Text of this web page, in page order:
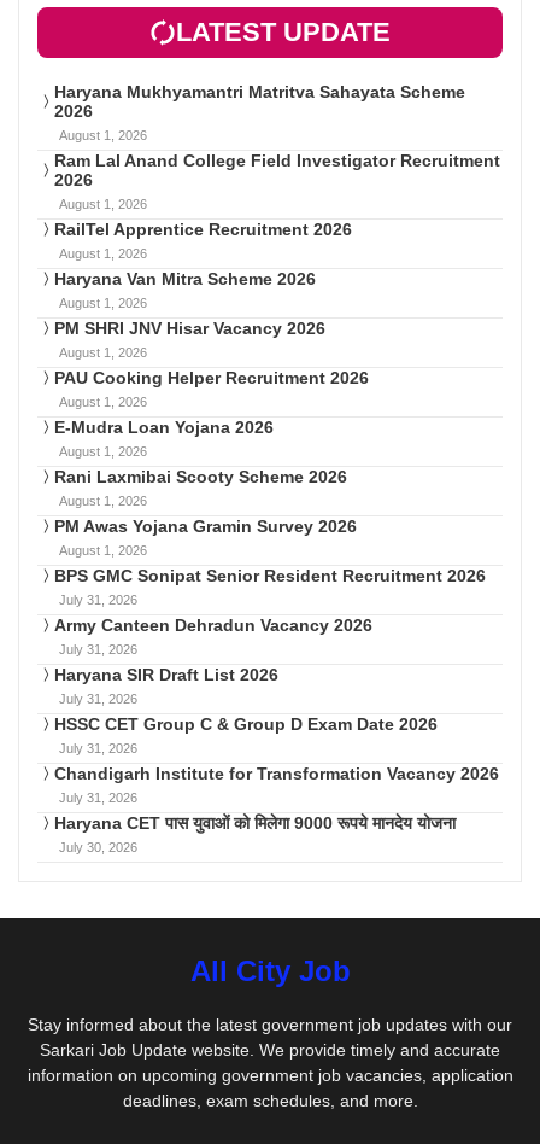
LATEST UPDATE
Haryana Mukhyamantri Matritva Sahayata Scheme
2026
August 1, 2026
Ram Lal Anand College Field Investigator Recruitment
2026
August 1, 2026
RailTel Apprentice Recruitment 2026
August 1, 2026
Haryana Van Mitra Scheme 2026
August 1, 2026
PM SHRI JNV Hisar Vacancy 2026
August 1, 2026
PAU Cooking Helper Recruitment 2026
August 1, 2026
E-Mudra Loan Yojana 2026
August 1, 2026
Rani Laxmibai Scooty Scheme 2026
August 1, 2026
PM Awas Yojana Gramin Survey 2026
August 1, 2026
BPS GMC Sonipat Senior Resident Recruitment 2026
July 31, 2026
Army Canteen Dehradun Vacancy 2026
July 31, 2026
Haryana SIR Draft List 2026
July 31, 2026
HSSC CET Group C & Group D Exam Date 2026
July 31, 2026
Chandigarh Institute for Transformation Vacancy 2026
July 31, 2026
Haryana CET पास युवाओं को मिलेगा 9000 रूपये मानदेय योजना
July 30, 2026
All City Job
Stay informed about the latest government job updates with our
Sarkari Job Update website. We provide timely and accurate
information on upcoming government job vacancies, application
deadlines, exam schedules, and more.